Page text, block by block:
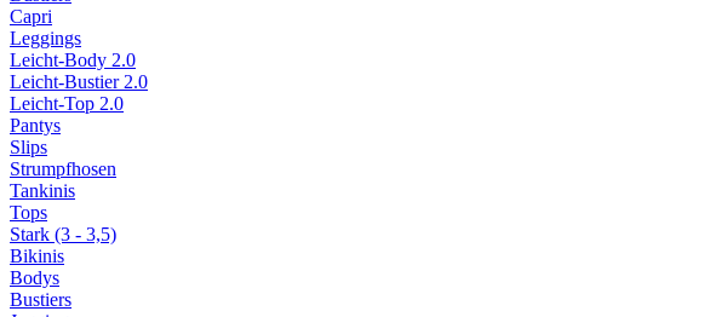
Capri
Leggings
Leicht-Body 2.0
Leicht-Bustier 2.0
Leicht-Top 2.0
Pantys
Slips
Strumpfhosen
Tankinis
Tops
Stark (3 - 3,5)
Bikinis
Bodys
Bustiers